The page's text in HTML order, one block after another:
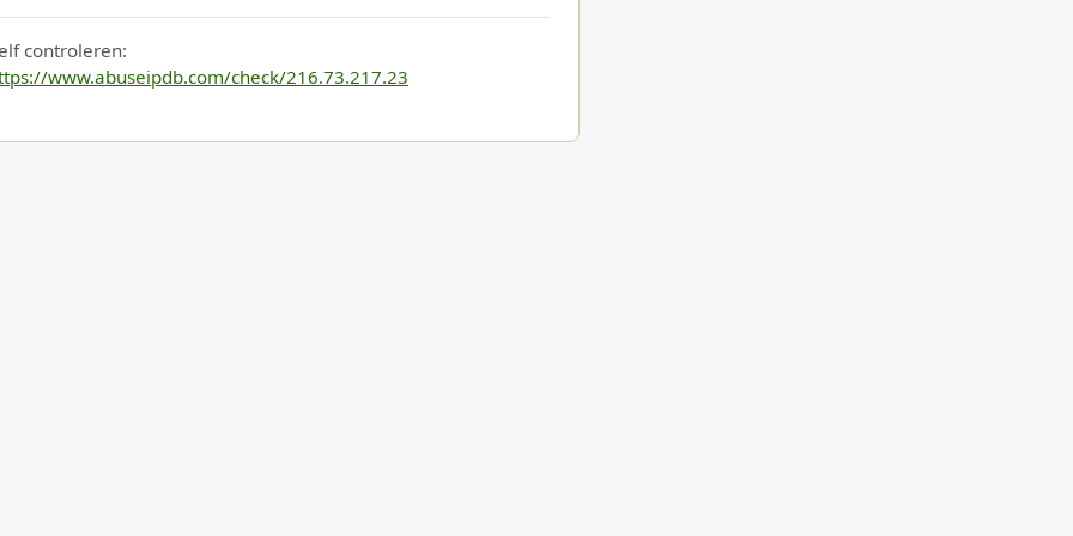
controleren:
www.abuseipdb.com/check/216.73.217.23